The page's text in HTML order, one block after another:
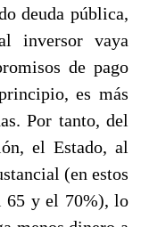
deuda pública,
inversor vaya
de pago
es más
Por tanto, del
el Estado, al
(en estos
65 y el 70%), lo